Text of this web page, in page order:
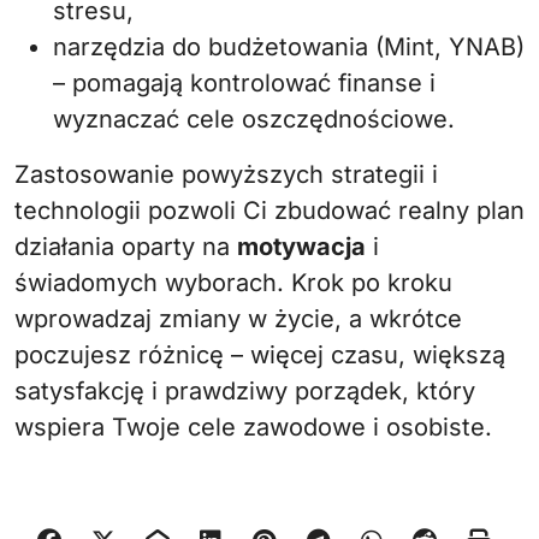
stresu,
narzędzia do budżetowania (Mint, YNAB)
– pomagają kontrolować finanse i
wyznaczać cele oszczędnościowe.
Zastosowanie powyższych strategii i
technologii pozwoli Ci zbudować realny plan
działania oparty na motywacja i
świadomych wyborach. Krok po kroku
wprowadzaj zmiany w życie, a wkrótce
poczujesz różnicę – więcej czasu, większą
satysfakcję i prawdziwy porządek, który
wspiera Twoje cele zawodowe i osobiste.